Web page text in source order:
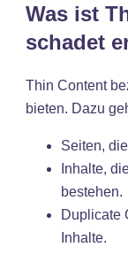
Was ist
schadet
Thin Content
bieten. Dazu
Seiten,
Inhalte,
bestehen.
Duplicate
Inhalte.